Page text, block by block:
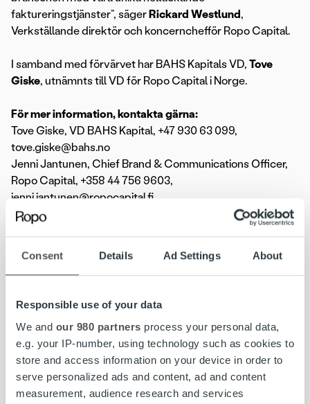
Consent Details Ad Settings About
Responsible use of your data
We and our 980 partners process your personal data,
e.g. your IP-number, using technology such as cookies to
store and access information on your device in order to
serve personalized ads and content, ad and content
measurement, audience research and services
faktureringstjänster”, säger Rickard Westlund,
Verkställande direktör och koncernchefför Ropo Capital.
I samband med förvärvet har BAHS Kapitals VD, Tove
Giske, utnämnts till VD för Ropo Capital i Norge.
För mer information, kontakta gärna:
Tove Giske, VD BAHS Kapital, +47 930 63 099,
tove.giske@bahs.no
Jenni Jantunen, Chief Brand & Communications Officer,
Ropo Capital, +358 44 756 9603,
jenni.jantunen@ropocapital.fi
Ropo Capital är marknadsledande inom fakturahantering i
livscykel, från fakturaleverans till betalningsövervakning
bygger på fördelarna med digitalisering och avancerad
automatisering. Ropo Capital har sitt huvudkontor i
Kuopio, Finland och cirka 400 anställda specialister i
Finland, Sverige och Norge och mer än 10 000 kunder
bland såväl små och medelstora företag som stora
företag. Totalt levererar Ropo Capital över 170 miljoner